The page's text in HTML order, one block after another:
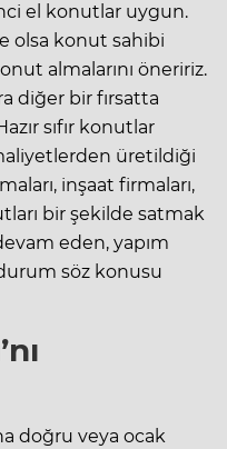
el konutlar uygun.
olsa konut sahibi
almalarını öneririz.
diğer bir fırsatta
sıfır konutlar
üretildiği
inşaat firmaları,
bir şekilde satmak
eden, yapım
söz konusu
doğru veya ocak